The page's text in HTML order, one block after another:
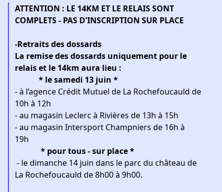
ATTENTION : LE 14KM ET LE RELAIS SONT
COMPLETS - PAS D'INSCRIPTION SUR PLACE
-Retraits des dossards
La remise des dossards uniquement pour le
relais et le 14km aura lieu :
* le samedi 13 juin *
- à l’agence Crédit Mutuel de La Rochefoucauld de
10h à 12h
- au magasin Leclerc à Rivières de 13h à 15h
- au magasin Intersport Champniers de 16h à
19h
* pour tous - sur place *
- le dimanche 14 juin dans le parc du château de
La Rochefoucauld de 8h00 à 9h00.